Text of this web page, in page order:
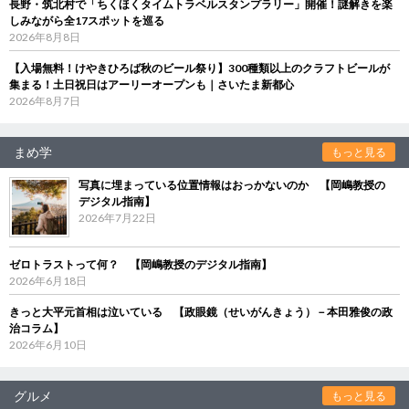
長野・筑北村で「ちくほくタイムトラベルスタンプラリー」開催！謎解きを楽
しみながら全17スポットを巡る
2026年8月8日
【入場無料！けやきひろば秋のビール祭り】300種類以上のクラフトビールが
集まる！土日祝日はアーリーオープンも｜さいたま新都心
2026年8月7日
まめ学 もっと見る
写真に埋まっている位置情報はおっかないのか 【岡嶋教授の
デジタル指南】
2026年7月22日
ゼロトラストって何？ 【岡嶋教授のデジタル指南】
2026年6月18日
きっと大平元首相は泣いている 【政眼鏡（せいがんきょう）－本田雅俊の政
治コラム】
2026年6月10日
グルメ もっと見る